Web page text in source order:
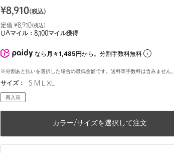
¥8,910(税込)
定価 ¥8,910(税込)
UAマイル： 8,100マイル獲得
なら 月々1,485円から。分割手数料無料
※分割あと払いを選択した場合の最低金額です。送料等手数料は含みません。
サイズ： S M L XL
再入荷
カラー/サイズを選択して注文